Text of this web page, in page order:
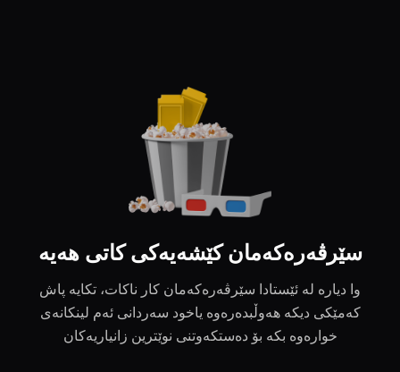
سێرڤەرەکەمان کێشەیەکی کاتی هەیە
وا دیارە لە ئێستادا سێرڤەرەکەمان کار ناکات، تکایە پاش
کەمێکی دیکە هەوڵبدەرەوە یاخود سەردانی ئەم لینکانەی
خوارەوە بکە بۆ دەستکەوتنی نوێترین زانیاریەکان